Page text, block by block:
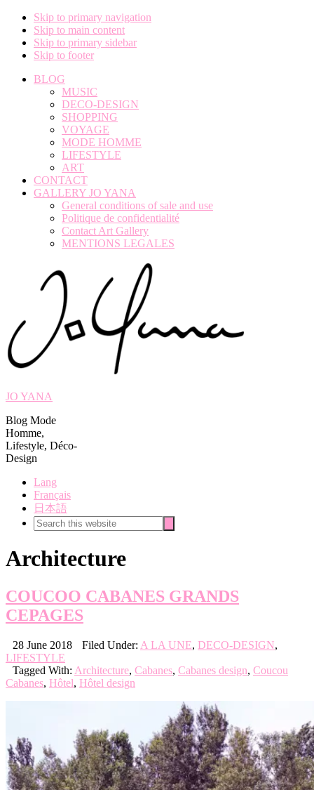
Skip to primary navigation
Skip to main content
Skip to primary sidebar
Skip to footer
BLOG
MUSIC
DECO-DESIGN
SHOPPING
VOYAGE
MODE HOMME
LIFESTYLE
ART
CONTACT
GALLERY JO YANA
General conditions of sale and use
Politique de confidentialité
Contact Art Gallery
MENTIONS LEGALES
JO YANA
Blog Mode
Homme,
Lifestyle, Déco-
Design
Lang
Français
日本語
Search
this
Architecture
COUCOO CABANES GRANDS
CEPAGES
28 June 2018 Filed Under: A LA UNE, DECO-DESIGN,
LIFESTYLE
Tagged With: Architecture, Cabanes, Cabanes design, Coucou
Cabanes, Hôtel, Hôtel design